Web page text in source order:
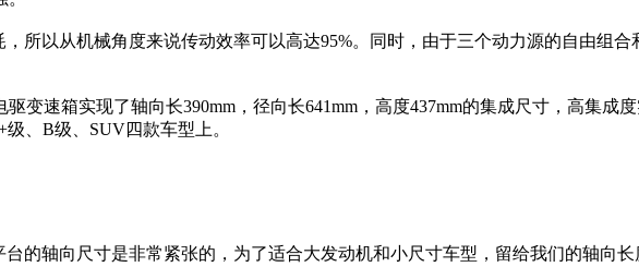
所以从机械角度来说传动效率可以高达95%。同时，由于三个动力源的自由组
变速箱实现了轴向长390mm，径向长641mm，高度437mm的集成尺寸，高集成
、B级、SUV四款车型上。
的轴向尺寸是非常紧张的，为了适合大发动机和小尺寸车型，留给我们的轴向